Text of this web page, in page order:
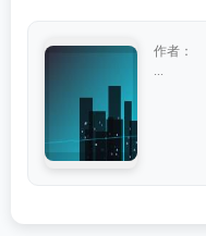
作者：